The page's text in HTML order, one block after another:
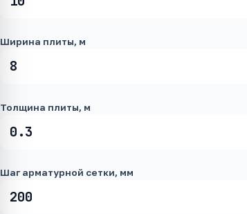
Ширина плиты, м
Толщина плиты, м
Шаг арматурной сетки, мм